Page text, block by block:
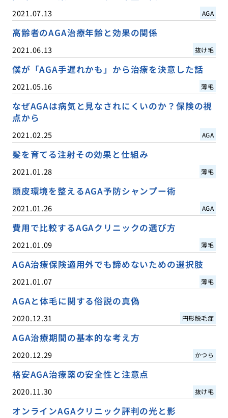
2021.07.13 AGA
高齢者のAGA治療年齢と効果の関係
2021.06.13 抜け毛
僕が「AGA手遅れかも」から治療を決意した話
2021.05.16 薄毛
なぜAGAは病気と見なされにくいのか？保険の視
点から
2021.02.25 AGA
髪を育てる注射その効果と仕組み
2021.01.28 薄毛
頭皮環境を整えるAGA予防シャンプー術
2021.01.26 AGA
費用で比較するAGAクリニックの選び方
2021.01.09 薄毛
AGA治療保険適用外でも諦めないための選択肢
2021.01.07 薄毛
AGAと体毛に関する俗説の真偽
2020.12.31 円形脱毛症
AGA治療期間の基本的な考え方
2020.12.29 かつら
格安AGA治療薬の安全性と注意点
2020.11.30 抜け毛
オンラインAGAクリニック評判の光と影